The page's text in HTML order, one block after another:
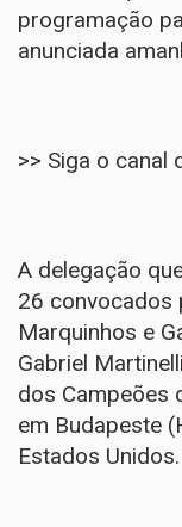
programação
anunciada
>> Siga o canal
A delegação
26 convocados
Marquinhos e
Gabriel
dos Campeões
em Budapeste
Estados Unidos.